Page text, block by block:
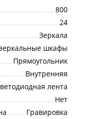
800
24
Зеркала
шкафы
Прямоугольник
Внутренняя
лента
Нет
Гравировка